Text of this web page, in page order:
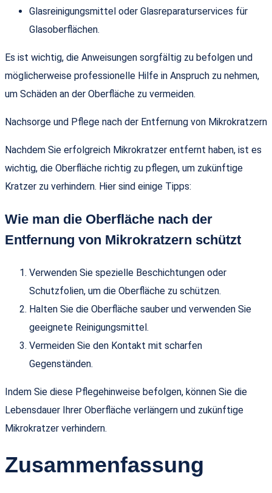
Glasreinigungsmittel oder Glasreparaturservices für
Glasoberflächen.
Es ist wichtig, die Anweisungen sorgfältig zu befolgen und
möglicherweise professionelle Hilfe in Anspruch zu nehmen,
um Schäden an der Oberfläche zu vermeiden.
Nachsorge und Pflege nach der Entfernung von Mikrokratzern
Nachdem Sie erfolgreich Mikrokratzer entfernt haben, ist es
wichtig, die Oberfläche richtig zu pflegen, um zukünftige
Kratzer zu verhindern. Hier sind einige Tipps:
Wie man die Oberfläche nach der
Entfernung von Mikrokratzern schützt
Verwenden Sie spezielle Beschichtungen oder
Schutzfolien, um die Oberfläche zu schützen.
Halten Sie die Oberfläche sauber und verwenden Sie
geeignete Reinigungsmittel.
Vermeiden Sie den Kontakt mit scharfen
Gegenständen.
Indem Sie diese Pflegehinweise befolgen, können Sie die
Lebensdauer Ihrer Oberfläche verlängern und zukünftige
Mikrokratzer verhindern.
Zusammenfassung